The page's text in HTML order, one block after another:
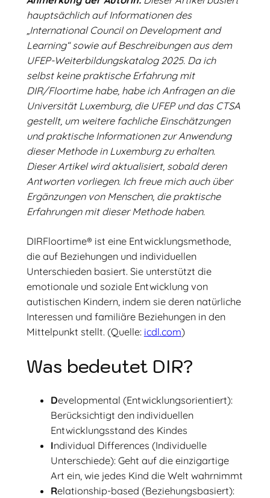
hauptsächlich auf Informationen des
„International Council on Development and
Learning“ sowie auf Beschreibungen aus dem
UFEP-Weiterbildungskatalog 2025. Da ich
selbst keine praktische Erfahrung mit
DIR/Floortime habe, habe ich Anfragen an die
Universität Luxemburg, die UFEP und das CTSA
gestellt, um weitere fachliche Einschätzungen
und praktische Informationen zur Anwendung
dieser Methode in Luxemburg zu erhalten.
Dieser Artikel wird aktualisiert, sobald deren
Antworten vorliegen. Ich freue mich auch über
Ergänzungen von Menschen, die praktische
Erfahrungen mit dieser Methode haben.
DIRFloortime® ist eine Entwicklungsmethode,
die auf Beziehungen und individuellen
Unterschieden basiert. Sie unterstützt die
emotionale und soziale Entwicklung von
autistischen Kindern, indem sie deren natürliche
Interessen und familiäre Beziehungen in den
Mittelpunkt stellt. (Quelle: icdl.com)
Was bedeutet DIR?
Developmental (Entwicklungsorientiert):
Berücksichtigt den individuellen
Entwicklungsstand des Kindes
Individual Differences (Individuelle
Unterschiede): Geht auf die einzigartige
Art ein, wie jedes Kind die Welt wahrnimmt
Relationship-based (Beziehungsbasiert):